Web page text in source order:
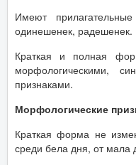
Имеют
одинешенек, радешенек.
Краткая и полная
морфологическими,
признаками.
Морфологические
Краткая форма не
среди бела дня, от мала